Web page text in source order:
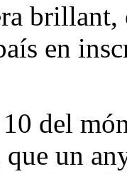
en
del
un